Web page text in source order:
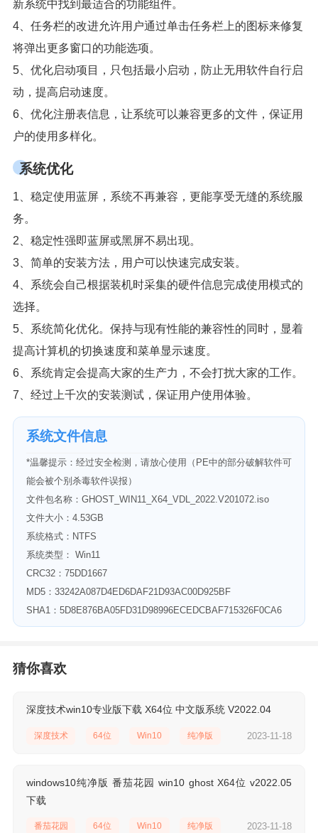
新系统中找到最适合的功能组件。
4、任务栏的改进允许用户通过单击任务栏上的图标来修复
将弹出更多窗口的功能选项。
5、优化启动项目，只包括最小启动，防止无用软件自行启
动，提高启动速度。
6、优化注册表信息，让系统可以兼容更多的文件，保证用
户的使用多样化。
系统优化
1、稳定使用蓝屏，系统不再兼容，更能享受无缝的系统服
务。
2、稳定性强即蓝屏或黑屏不易出现。
3、简单的安装方法，用户可以快速完成安装。
4、系统会自己根据装机时采集的硬件信息完成使用模式的
选择。
5、系统简化优化。保持与现有性能的兼容性的同时，显着
提高计算机的切换速度和菜单显示速度。
6、系统肯定会提高大家的生产力，不会打扰大家的工作。
7、经过上千次的安装测试，保证用户使用体验。
系统文件信息
*温馨提示：经过安全检测，请放心使用（PE中的部分破解软件可
能会被个别杀毒软件误报）
文件包名称：GHOST_WIN11_X64_VDL_2022.V201072.iso
文件大小：4.53GB
系统格式：NTFS
系统类型： Win11
CRC32：75DD1667
MD5：33242A087D4ED6DAF21D93AC00D925BF
SHA1：5D8E876BA05FD31D98996ECEDCBAF715326F0CA6
猜你喜欢
深度技术win10专业版下载 X64位 中文版系统 V2022.04
深度技术 64位 Win10 纯净版 2023-11-18
windows10纯净版 番茄花园 win10 ghost X64位 v2022.05
下载
番茄花园 64位 Win10 纯净版 2023-11-18